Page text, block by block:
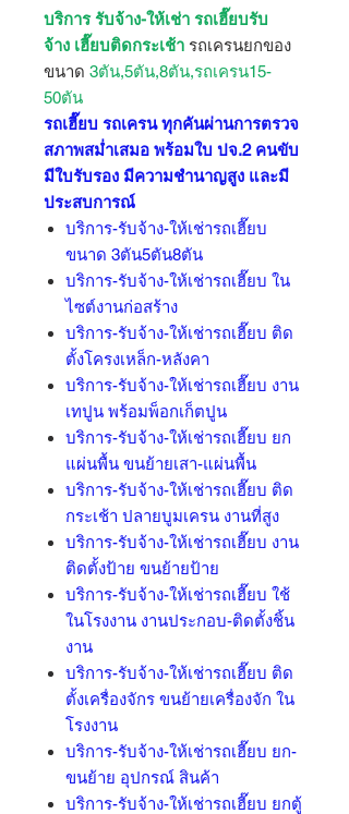
บริการ รับจ้าง-ให้เช่า รถเฮี๊ยบรับ
จ้าง เฮี๊ยบติดกระเช้า รถเครนยกของ
ขนาด 3ตัน,5ตัน,8ตัน,รถเครน15-
50ตัน
รถเฮี๊ยบ รถเครน ทุกคันผ่านการตรวจ
สภาพสม่ำเสมอ พร้อมใบ ปจ.2 คนขับ
มีใบรับรอง มีความชำนาญสูง และมี
ประสบการณ์
บริการ-รับจ้าง-ให้เช่ารถเฮี๊ยบ
ขนาด 3ตัน5ตัน8ตัน
บริการ-รับจ้าง-ให้เช่ารถเฮี๊ยบ ใน
ไซต์งานก่อสร้าง
บริการ-รับจ้าง-ให้เช่ารถเฮี๊ยบ ติด
ตั้งโครงเหล็ก-หลังคา
บริการ-รับจ้าง-ให้เช่ารถเฮี๊ยบ งาน
เทปูน พร้อมพ็อกเก็ตปูน
บริการ-รับจ้าง-ให้เช่ารถเฮี๊ยบ ยก
แผ่นพื้น ขนย้ายเสา-แผ่นพื้น
บริการ-รับจ้าง-ให้เช่ารถเฮี๊ยบ ติด
กระเช้า ปลายบูมเครน งานที่สูง
บริการ-รับจ้าง-ให้เช่ารถเฮี๊ยบ งาน
ติดตั้งป้าย ขนย้ายป้าย
บริการ-รับจ้าง-ให้เช่ารถเฮี๊ยบ ใช้
ในโรงงาน งานประกอบ-ติดตั้งชิ้น
งาน
บริการ-รับจ้าง-ให้เช่ารถเฮี๊ยบ ติด
ตั้งเครื่องจักร ขนย้ายเครื่องจัก ใน
โรงงาน
บริการ-รับจ้าง-ให้เช่ารถเฮี๊ยบ ยก-
ขนย้าย อุปกรณ์ สินค้า
บริการ-รับจ้าง-ให้เช่ารถเฮี๊ยบ ยกตู้